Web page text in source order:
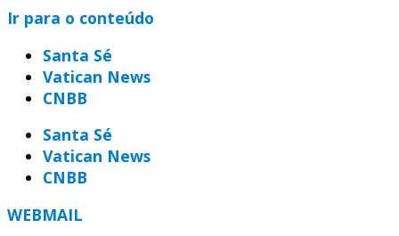
Ir para o conteúdo
Santa Sé
Vatican News
CNBB
Santa Sé
Vatican News
CNBB
WEBMAIL